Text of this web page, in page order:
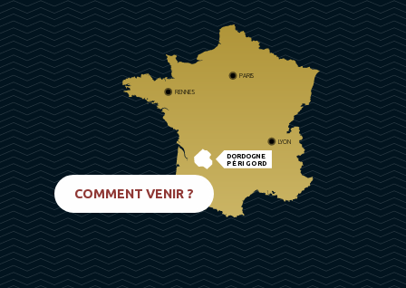
DORDOGNE
PÉRIGORD
PARIS
RENNES
LYON
COMMENT VENIR ?